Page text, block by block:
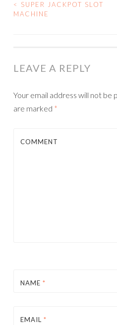
POST
<
SUPER JACKPOT SLOT
MACHINE
LEAVE A REPLY
Your email address will not be
are marked *
COMMENT
NAME *
EMAIL *